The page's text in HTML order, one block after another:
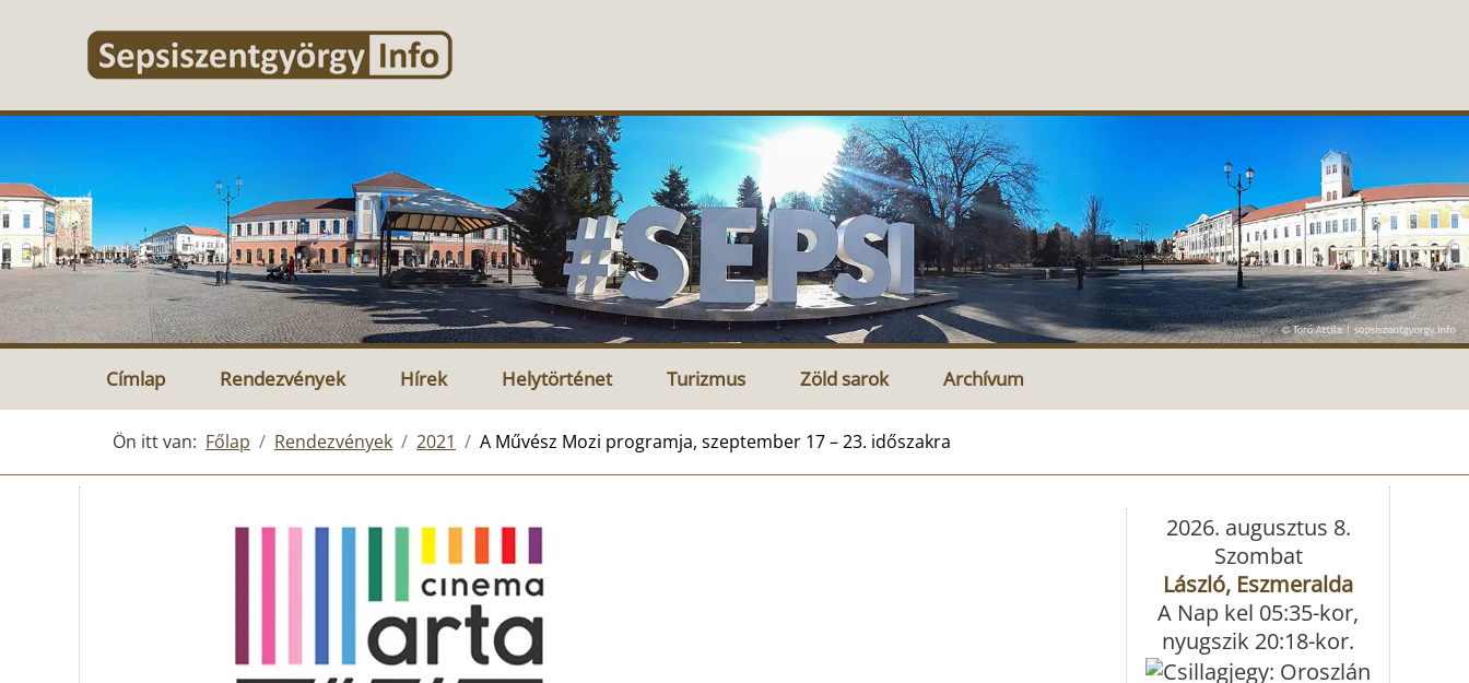
Címlap Rendezvények Hírek Helytörténet Turizmus Zöld sarok Archívum
Ön itt van: Főlap Rendezvények 2021 A Művész Mozi programja, szeptember 17 – 23. időszakra
2026. augusztus 8.
Szombat
László, Eszmeralda
A Nap kel 05:35-kor,
nyugszik 20:18-kor.